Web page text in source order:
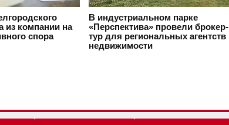
из компании на
спора
В индустриальном парке
«Перспектива» провели брокер-
тур для региональных агентств
недвижимости